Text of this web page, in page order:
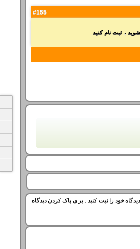
#155
شوید یاثبت نام کنید
خود را ثبت کنید . برای پاک کردن دیدگاه